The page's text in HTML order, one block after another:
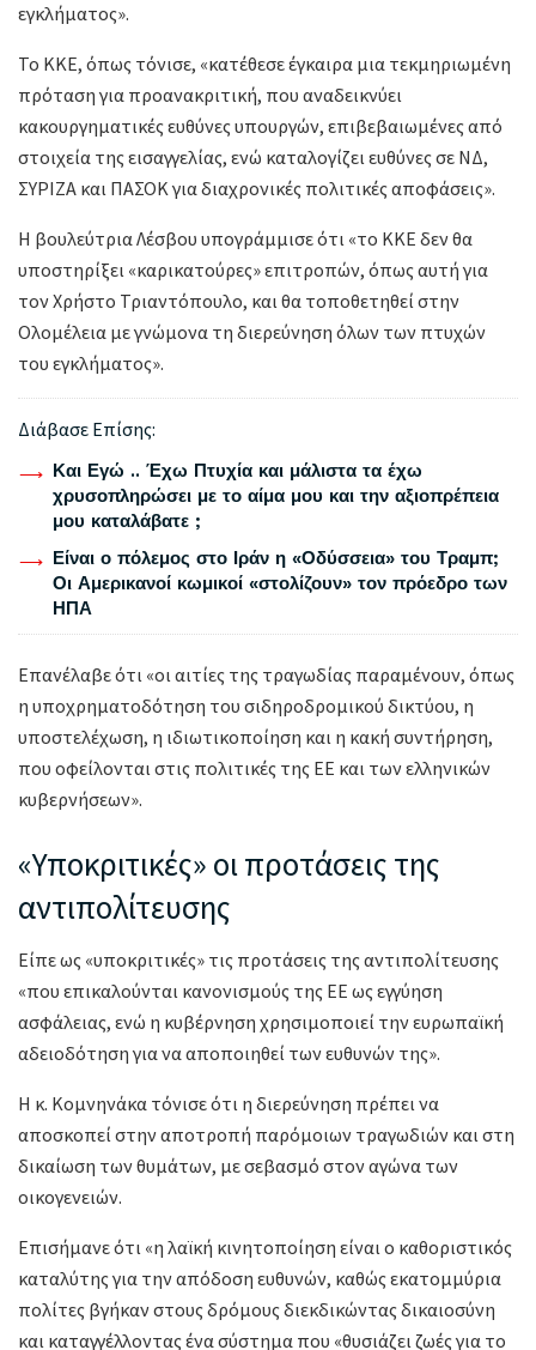
εγκλήματος».
Το ΚΚΕ, όπως τόνισε, «κατέθεσε έγκαιρα μια τεκμηριωμένη
πρόταση για προανακριτική, που αναδεικνύει
κακουργηματικές ευθύνες υπουργών, επιβεβαιωμένες από
στοιχεία της εισαγγελίας, ενώ καταλογίζει ευθύνες σε ΝΔ,
ΣΥΡΙΖΑ και ΠΑΣΟΚ για διαχρονικές πολιτικές αποφάσεις».
Η βουλεύτρια Λέσβου υπογράμμισε ότι «το ΚΚΕ δεν θα
υποστηρίξει «καρικατούρες» επιτροπών, όπως αυτή για
τον Χρήστο Τριαντόπουλο, και θα τοποθετηθεί στην
Ολομέλεια με γνώμονα τη διερεύνηση όλων των πτυχών
του εγκλήματος».
Διάβασε Επίσης:
Και Εγώ .. Έχω Πτυχία και μάλιστα τα έχω
χρυσοπληρώσει με το αίμα μου και την αξιοπρέπεια
μου καταλάβατε ;
Είναι ο πόλεμος στο Ιράν η «Οδύσσεια» του Τραμπ;
Οι Αμερικανοί κωμικοί «στολίζουν» τον πρόεδρο των
ΗΠΑ
Επανέλαβε ότι «οι αιτίες της τραγωδίας παραμένουν, όπως
η υποχρηματοδότηση του σιδηροδρομικού δικτύου, η
υποστελέχωση, η ιδιωτικοποίηση και η κακή συντήρηση,
που οφείλονται στις πολιτικές της ΕΕ και των ελληνικών
κυβερνήσεων».
«Υποκριτικές» οι προτάσεις της
αντιπολίτευσης
Είπε ως «υποκριτικές» τις προτάσεις της αντιπολίτευσης
«που επικαλούνται κανονισμούς της ΕΕ ως εγγύηση
ασφάλειας, ενώ η κυβέρνηση χρησιμοποιεί την ευρωπαϊκή
αδειοδότηση για να αποποιηθεί των ευθυνών της».
Η κ. Κομνηνάκα τόνισε ότι η διερεύνηση πρέπει να
αποσκοπεί στην αποτροπή παρόμοιων τραγωδιών και στη
δικαίωση των θυμάτων, με σεβασμό στον αγώνα των
οικογενειών.
Επισήμανε ότι «η λαϊκή κινητοποίηση είναι ο καθοριστικός
καταλύτης για την απόδοση ευθυνών, καθώς εκατομμύρια
πολίτες βγήκαν στους δρόμους διεκδικώντας δικαιοσύνη
και καταγγέλλοντας ένα σύστημα που «θυσιάζει ζωές για το